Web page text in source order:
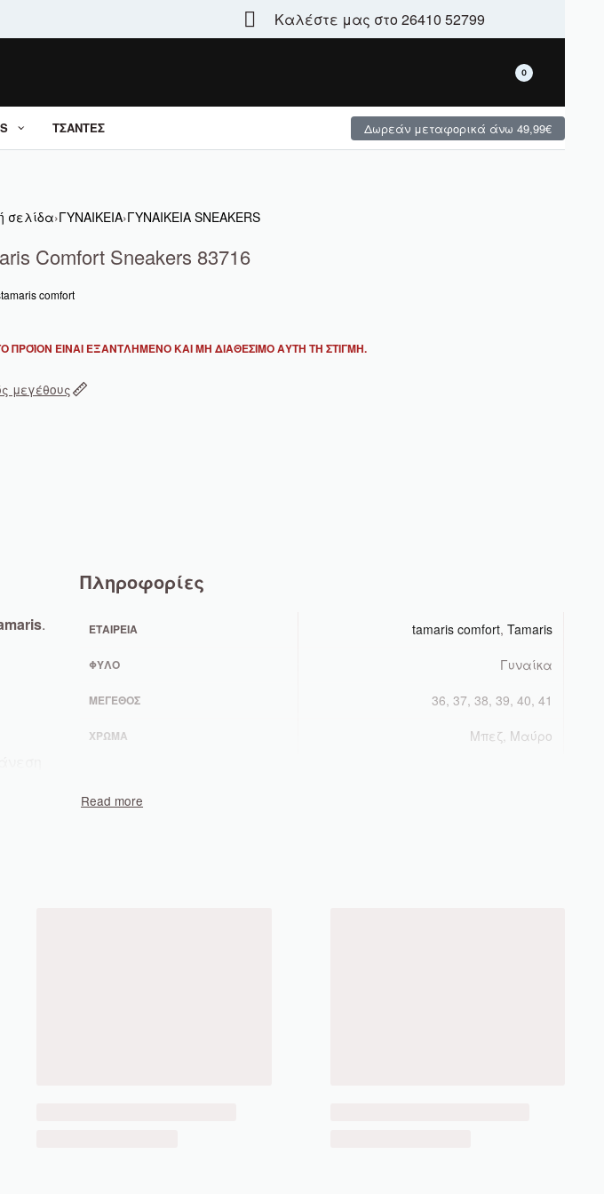
Τεράστια γκάμα - μεγάλες χειμερινές προσφορές
Καλέστε μας στο 26410 52799
0
ΤΣΑΝΤΕΣ Δωρεάν μεταφορικά άνω 49,99€
σελίδα›ΓΥΝΑΙΚΕΙΑ›ΓΥΝΑΙΚΕΙΑ SNEAKERS
Comfort Sneakers 83716
tamaris comfort
ΠΡΟΪΌΝ ΕΊΝΑΙ ΕΞΑΝΤΛΗΜΈΝΟ ΚΑΙ ΜΗ ΔΙΑΘΈΣΙΜΟ ΑΥΤΉ ΤΗ ΣΤΙΓΜΉ.
μεγέθους
.
Πληροφορίες
ΕΤΑΙΡΕΊΑ tamaris comfort,Tamaris
ΦΎΛΟ Γυναίκα
ΜΈΓΕΘΟΣ 36, 37, 38, 39, 40, 41
ΧΡΏΜΑ Μπεζ, Μαύρο